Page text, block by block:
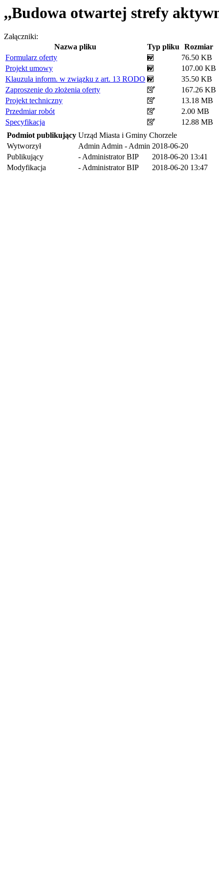
,,Budowa otwartej strefy
Załączniki:
Nazwa pliku
Typ pliku Rozmiar
Formularz oferty
76.50 KB
Projekt umowy
107.00 KB
Klauzula inform. w związku z art. 13 RODO
35.50 KB
Zaproszenie do złożenia oferty
167.26 KB
Projekt techniczny
13.18 MB
Przedmiar robót
2.00 MB
Specyfikacja
12.88 MB
Podmiot publikujący Urząd Miasta i Gminy Chorzele
Wytworzył
Admin Admin - Admin 2018-06-20
Publikujący
- Administrator BIP
2018-06-20 13:41
Modyfikacja
- Administrator BIP 2018-06-20 13:47